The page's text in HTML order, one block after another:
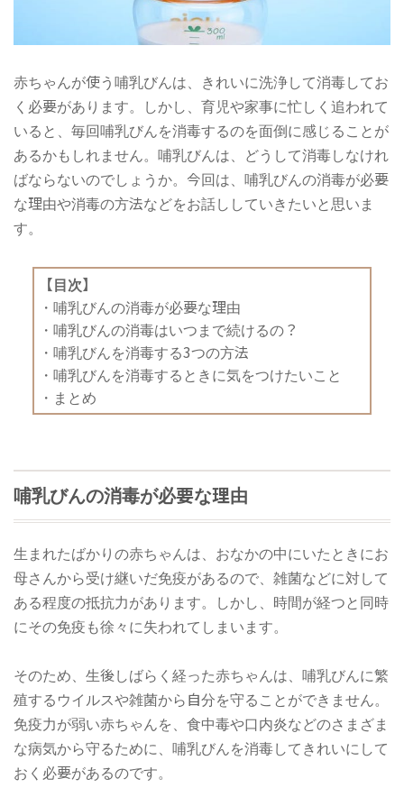
赤ちゃんが使う哺乳びんは、きれいに洗浄して消毒してお
く必要があります。しかし、育児や家事に忙しく追われて
いると、毎回哺乳びんを消毒するのを面倒に感じることが
あるかもしれません。哺乳びんは、どうして消毒しなけれ
ばならないのでしょうか。今回は、哺乳びんの消毒が必要
な理由や消毒の方法などをお話ししていきたいと思いま
す。
【目次】
・ 哺乳びんの消毒が必要な理由
・ 哺乳びんの消毒はいつまで続けるの？
・ 哺乳びんを消毒する3つの方法
・ 哺乳びんを消毒するときに気をつけたいこと
・ まとめ
哺乳びんの消毒が必要な理由
生まれたばかりの赤ちゃんは、おなかの中にいたときにお
母さんから受け継いだ免疫があるので、雑菌などに対して
ある程度の抵抗力があります。しかし、時間が経つと同時
にその免疫も徐々に失われてしまいます。
そのため、生後しばらく経った赤ちゃんは、哺乳びんに繁
殖するウイルスや雑菌から自分を守ることができません。
免疫力が弱い赤ちゃんを、食中毒や口内炎などのさまざま
な病気から守るために、哺乳びんを消毒してきれいにして
おく必要があるのです。